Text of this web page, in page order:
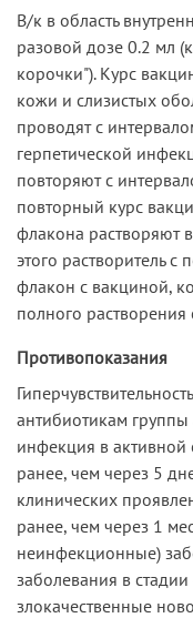
В/к в область
разовой дозе 0.2 мл
корочки"). Курс
кожи и слизистых
проводят с
герпетической
повторяют с
повторный курс
флакона растворяют
этого растворитель
флакон с вакциной,
полного
Противопоказания
антибиотикам
инфекция в
ранее, чем через 5
клинических
ранее, чем через 1
неинфекционные)
заболевания в
злокачественные